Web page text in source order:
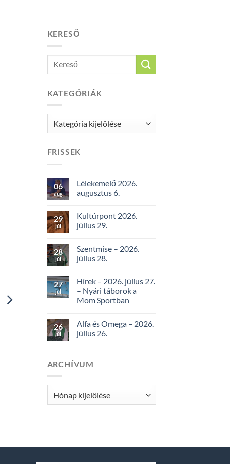
KERESŐ
KATEGÓRIÁK
Kategóriák
FRISSEK
06
aug
Lélekemelő 2026.
augusztus 6.
29
júl
Kultúrpont 2026.
július 29.
28
júl
Szentmise – 2026.
július 28.
27
júl
Hírek – 2026. július 27.
– Nyári táborok a
Mom Sportban
26
júl
Alfa és Omega – 2026.
július 26.
ARCHÍVUM
Archívum